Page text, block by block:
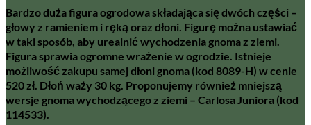
Bardzo duża figura ogrodowa składająca się dwóch części –
głowy z ramieniem i ręką oraz dłoni. Figurę można ustawiać
w taki sposób, aby urealnić wychodzenia gnoma z ziemi.
Figura sprawia ogromne wrażenie w ogrodzie. Istnieje
możliwość zakupu samej dłoni gnoma (kod 8089-H) w cenie
520 zł. Dłoń waży 30 kg. Proponujemy również mniejszą
wersje gnoma wychodzącego z ziemi – Carlosa Juniora (kod
114533).